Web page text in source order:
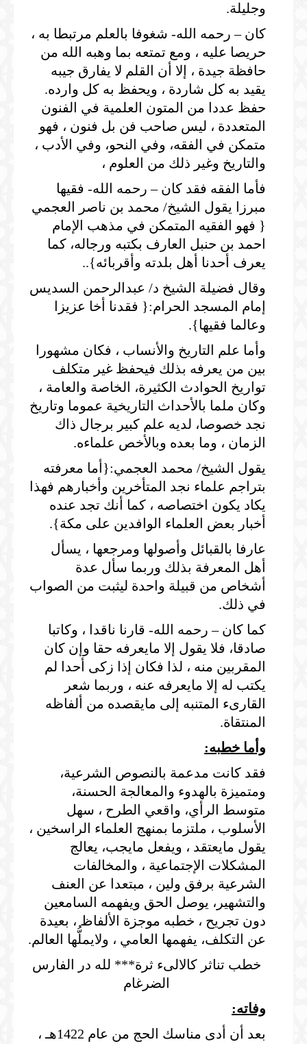
وجليلة.
كان – رحمه الله- شغوفا بالعلم مرتبطا به ،
حريصا عليه ، ومع تمتعه بما وهبه الله من
حافظة جيدة ، إلا أن القلم لا يفارق جيبه
يقيد به كل شاردة ، ويحفظ به كل وارده.
حفظ عددا من المتون العلمية في الفنون
المتعددة ، ليس صاحب فن بل فنون ، فهو
متمكن في الفقه، وفي النحو، وفي الأدب ،
والتاريخ وغير ذلك من العلوم ،
فأما الفقه فقد كان – رحمه الله- فقيها
مبرزا يقول الشيخ/ محمد بن ناصر العجمي
{ فهو الفقيه المتمكن في مذهب الإمام
احمد بن حنبل العارف بكتبه ورجاله، كما
يعرف أحدنا أهل بلدته وأقربائه}..
وقال فضيلة الشيخ د/ عبدالرحمن السديس
إمام المسجد الحرام:{ فقدنا أخا عزيزا
وعالما فقيها}.
وأما علم التاريخ والأنساب ، فكان مشهورا
بين من يعرفه بذلك فيحفظ غير متكلف
تواريخ الحوادث الكثيرة، الخاصة والعامة ،
وكان ملما بالأحداث التاريخية عموما وتاريخ
نجد خصوصا، لديه علم كبير برجال ذاك
الزمان ، وما بعده وبالأخص علماءه.
يقول الشيخ/ محمد العجمي:{أما معرفته
بتراجم علماء نجد المتأخرين وأخبارهم فهذا
يكاد يكون اختصاصه ، كما أنك تجد عنده
أخبار بعض العلماء الوافدين على مكة}.
عارفا بالقبائل وأصولها ومرجعها ، يسأل
أهل المعرفة بذلك وربما سأل عدة
أشخاص من قبيلة واحدة ليثبت من الصواب
في ذلك.
كما كان – رحمه الله- قارنا ناقدا ، وكاتبا
صادقا، فلا يقول إلا مايعرفه حقا وإن كان
المقربين منه ، لذا فكان إذا زكى أحدا لم
يكتب له إلا مايعرفه عنه ، وربما شعر
القارىء المتنبه إلى مايقصده من ألفاظه
المنتقاة.
وأما خطبه:
فقد كانت مدعمة بالنصوص الشرعية،
ومتميزة بالهدوء والمعالجة الحسنة،
متوسط الرأي، واقعي الطرح ، سهل
الأسلوب ، ملتزما بمنهج العلماء الراسخين ،
يقول مايعتقد ، ويفعل مايجب، يعالج
المشكلات الإجتماعية ، والمخالفات
الشرعية برفق ولين ، مبتعدا عن العنف
والتشهير، يوصل الحق ويفهمه السامعين
دون تجريح ، خطبه موجزة الألفاظ ، بعيدة
عن التكلف، يفهمها العامي ، ولايملُّها العالم.
خطب تناثر كالالىء ثرة*** لله در الفارس
الضرغام
وفاته:
بعد أن أدى مناسك الحج من عام 1422هـ ،